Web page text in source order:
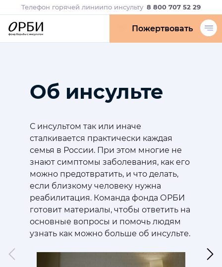
Телефон горячей линиипо инсульту 8 800 707 52 29
Пожертвовать
Об инсульте
С инсультом так или иначе
сталкивается практически каждая
семья в России. При этом многие не
знают симптомы заболевания, как его
можно предотвратить, и что делать,
если близкому человеку нужна
реабилитация. Команда фонда ОРБИ
готовит материалы, чтобы ответить на
основные вопросы и помочь людям
узнать как можно больше об инсульте.